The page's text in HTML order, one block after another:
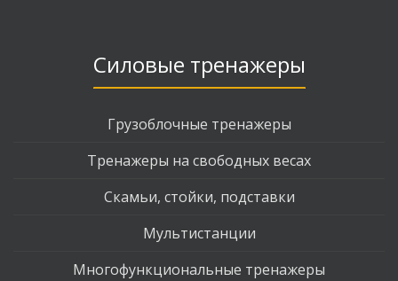
Силовые тренажеры
Грузоблочные тренажеры
Тренажеры на свободных весах
Скамьи, стойки, подставки
Мультистанции
Многофункциональные тренажеры